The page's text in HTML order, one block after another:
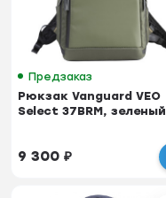
Предзаказ
Рюкзак Vanguard VEO
Select 37BRM, зеленый
9 300₽